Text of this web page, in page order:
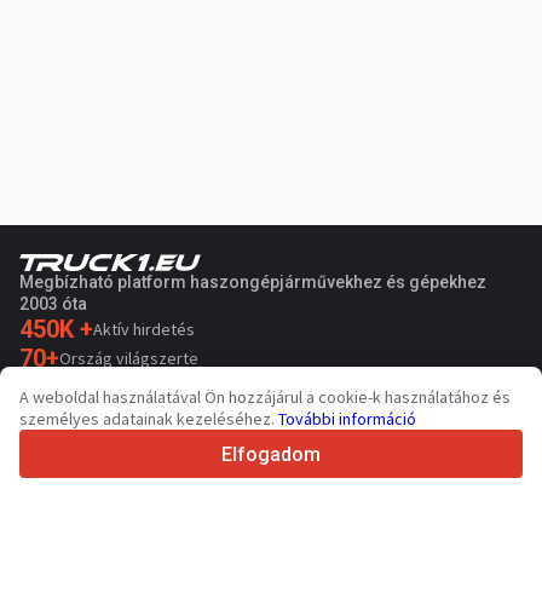
Megbízható platform haszongépjárművekhez és gépekhez
2003 óta
450K +Aktív hirdetés
70+Ország világszerte
36 Támogatott nyelv
4.7/5
A weboldal használatával Ön hozzájárul a cookie-k használatához és
személyes adatainak kezeléséhez. További információ
Elfogadom